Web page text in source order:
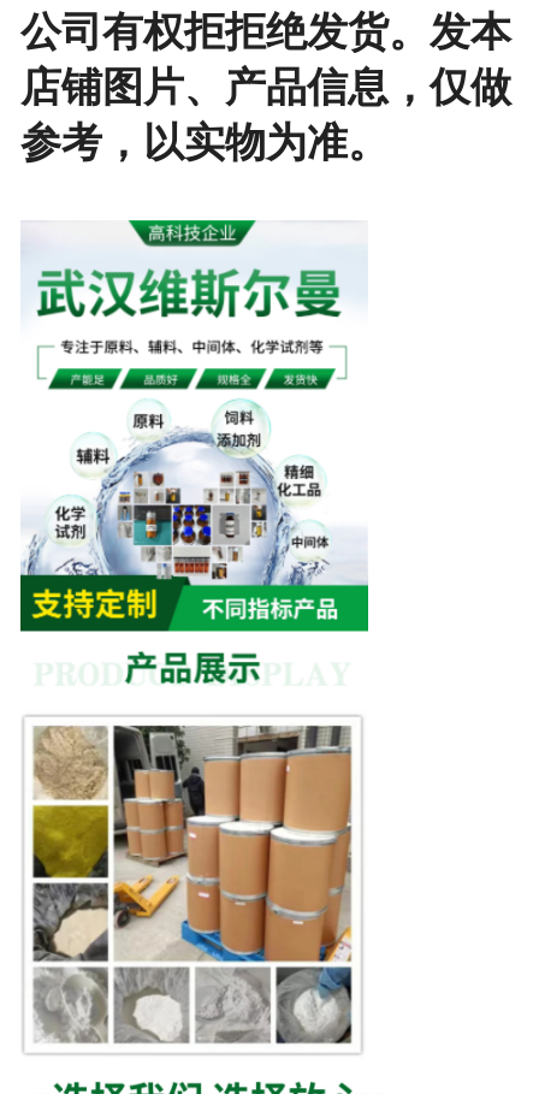
公司有权拒拒绝发货。发本
店铺图片、产品信息，仅做
参考，以实物为准。